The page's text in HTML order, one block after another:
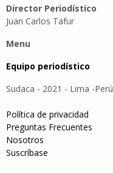
Director Periodístico
Juan Carlos Tafur
Menu
Equipo periodístico
Sudaca - 2021 - Lima -Perú
Política de privacidad
Preguntas Frecuentes
Nosotros
Suscríbase